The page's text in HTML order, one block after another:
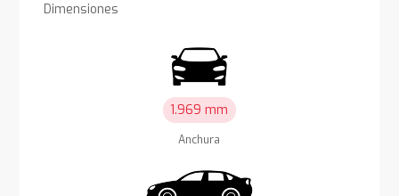
Dimensiones
1.969 mm
Anchura